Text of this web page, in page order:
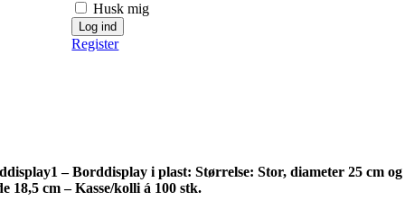
Husk mig
Register
– Borddisplay i plast: Størrelse: Stor, diameter 25 cm og
18,5 cm – Kasse/kolli á 100 stk.